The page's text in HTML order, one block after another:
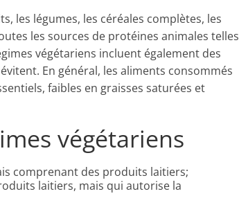
les légumes, les céréales complètes, les
les sources de protéines animales telles
végétariens incluent également des
En général, les aliments consommés
faibles en graisses saturées et
végétariens
comprenant des produits laitiers;
laitiers, mais qui autorise la